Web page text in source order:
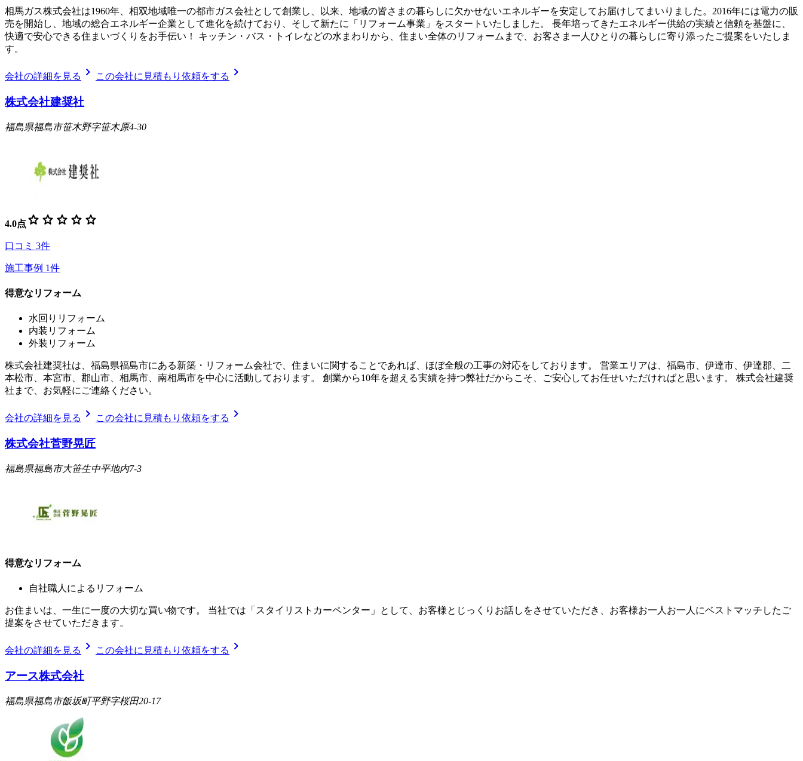
相馬ガス株式会社は1960年、相双地域唯一の都市ガス会社として創業し、以来、地域の皆さまの暮らしに欠かせないエネルギーを安定してお届けしてまいりました。2016年には電力の販
売を開始し、地域の総合エネルギー企業として進化を続けており、そして新たに「リフォーム事業」をスタートいたしました。 長年培ってきたエネルギー供給の実績と信頼を基盤に、
快適で安心できる住まいづくりをお手伝い！ キッチン・バス・トイレなどの水まわりから、住まい全体のリフォームまで、お客さま一人ひとりの暮らしに寄り添ったご提案をいたしま
す。
会社の詳細を見る chevron_right この会社に見積もり依頼をする chevron_right
株式会社建奨社
福島県福島市笹木野字笹木原4-30
4.0点 star star star star star
口コミ 3件
施工事例 1件
得意なリフォーム
水回りリフォーム
内装リフォーム
外装リフォーム
株式会社建奨社は、福島県福島市にある新築・リフォーム会社で、住まいに関することであれば、ほぼ全般の工事の対応をしております。 営業エリアは、福島市、伊達市、伊達郡、二
本松市、本宮市、郡山市、相馬市、南相馬市を中心に活動しております。 創業から10年を超える実績を持つ弊社だからこそ、ご安心してお任せいただければと思います。 株式会社建奨
社まで、お気軽にご連絡ください。
会社の詳細を見る chevron_right この会社に見積もり依頼をする chevron_right
株式会社菅野晃匠
福島県福島市大笹生中平地内7-3
得意なリフォーム
自社職人によるリフォーム
お住まいは、一生に一度の大切な買い物です。 当社では「スタイリストカーペンター」として、お客様とじっくりお話しをさせていただき、お客様お一人お一人にベストマッチしたご
提案をさせていただきます。
会社の詳細を見る chevron_right この会社に見積もり依頼をする chevron_right
アース株式会社
福島県福島市飯坂町平野字桜田20-17